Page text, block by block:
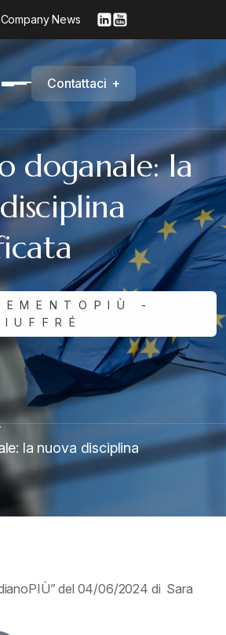
Company News
Contattaci +
doganale: la
-
la nuova disciplina
del 04/06/2024 di Sara